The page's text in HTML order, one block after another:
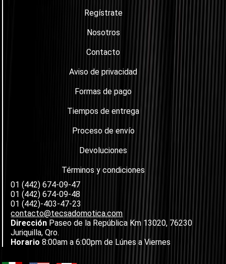
Regístrate
Nosotros
Contacto
Aviso de privacidad
Formas de pago
Tiempos de entrega
Proceso de envío
Devoluciones
Términos y condiciones
01 (442) 674-09-47
01 (442) 674-09-48
01 (442)-403-47-23
contacto@tecsadomotica.com
Dirección Paseo de la República Km 13020, 76230
Juriquilla, Qro.
Horario 8:00am a 6:00pm de Lúnes a Viernes